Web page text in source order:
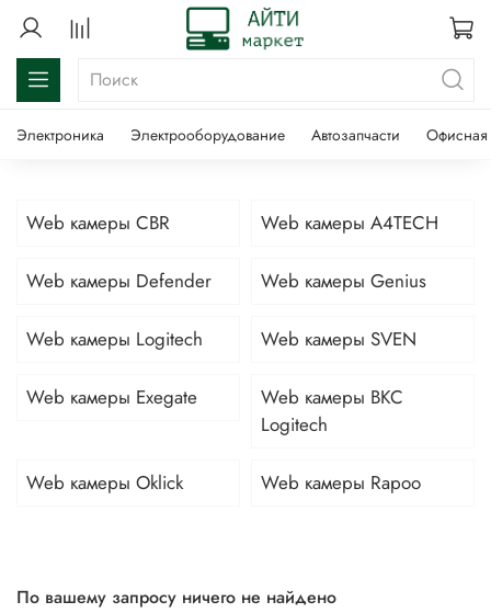
Электроника Электрооборудование Автозапчасти Офисная
Web камеры CBR Web камеры A4TECH
Web камеры Defender Web камеры Genius
Web камеры Logitech Web камеры SVEN
Web камеры Exegate
Web камеры ВКС
Logitech
Web камеры Oklick Web камеры Rapoo
По вашему запросу ничего не найдено